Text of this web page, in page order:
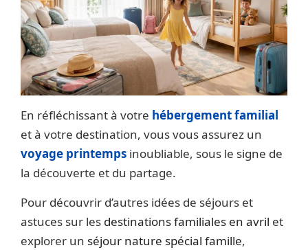
En réfléchissant à votre hébergement familial
et à votre destination, vous vous assurez un
voyage printemps inoubliable, sous le signe de
la découverte et du partage.
Pour découvrir d’autres idées de séjours et
astuces sur les destinations familiales en avril et
explorer un séjour nature spécial famille,